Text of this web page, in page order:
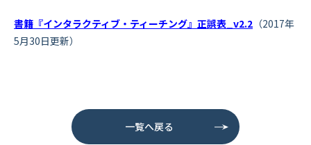
書籍『インタラクティブ・ティーチング』正誤表_v2.2 （2017年
5月30日更新）
一覧へ戻る